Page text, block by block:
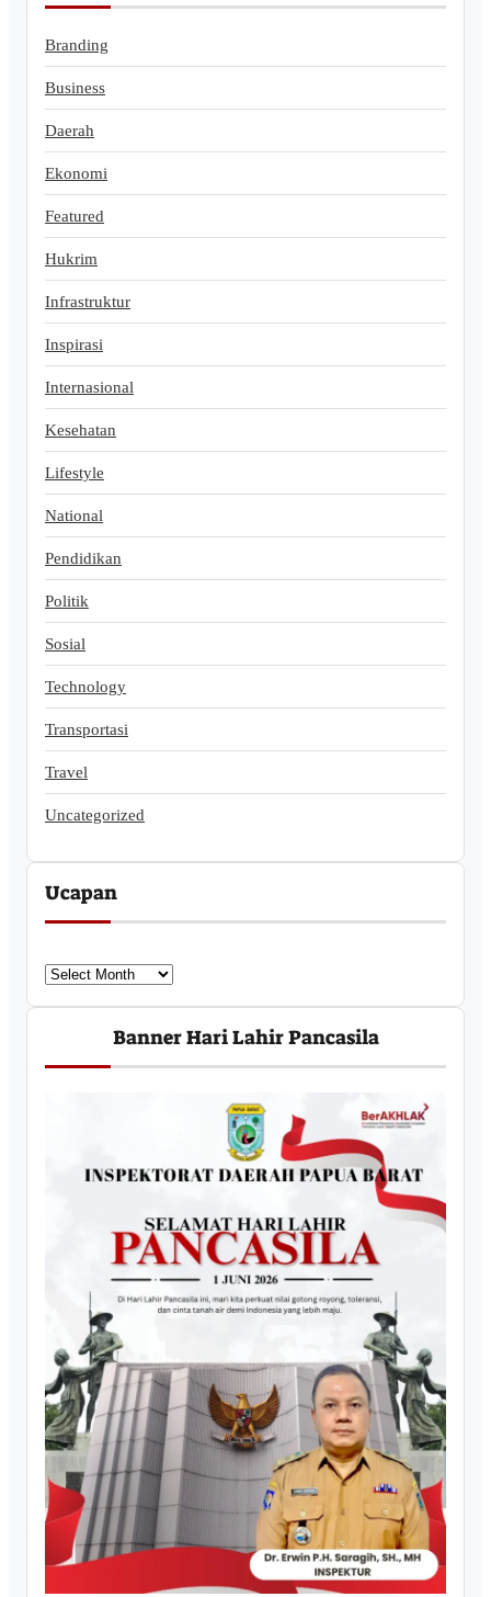
Branding
Business
Daerah
Ekonomi
Featured
Hukrim
Infrastruktur
Inspirasi
Internasional
Kesehatan
Lifestyle
National
Pendidikan
Politik
Sosial
Technology
Transportasi
Travel
Uncategorized
Ucapan
U
c
a
Banner Hari Lahir Pancasila